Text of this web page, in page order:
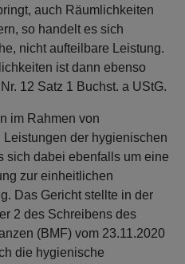
auch Räumlichkeiten
so handelt es sich
nicht aufteilbare Leistung.
ist dann ebenso
12 Satz 1 Buchst. a UStG.
im Rahmen von
der hygienischen
sich dabei ebenfalls um eine
zur einheitlichen
Das Gericht stellte in der
2 des Schreibens des
(BMF) vom 23.11.2020
die hygienische